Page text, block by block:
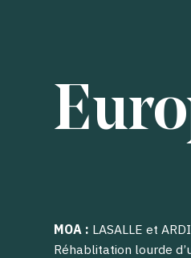
MOA : LASALLE et
Réhablitation lourde